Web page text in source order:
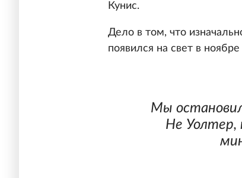
Кунис.
Дело в том, что
появился на свет в
Мы
Не Уолтер,